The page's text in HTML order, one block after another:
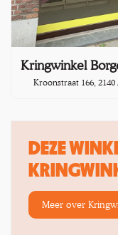
Kringwinkel
Kroonstraat 166,
DEZE
Meer over